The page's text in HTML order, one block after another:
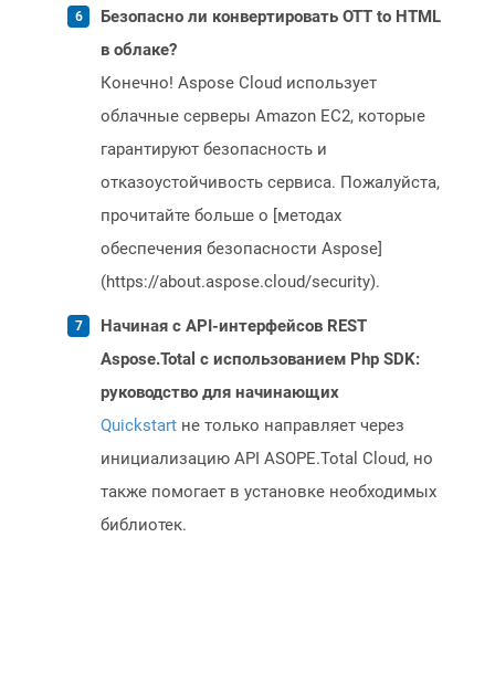
Безопасно ли конвертировать OTT to HTML
в облаке?
Конечно! Aspose Cloud использует
облачные серверы Amazon EC2, которые
гарантируют безопасность и
отказоустойчивость сервиса. Пожалуйста,
прочитайте больше о [методах
обеспечения безопасности Aspose]
(https://about.aspose.cloud/security).
Начиная с API-интерфейсов REST
Aspose.Total с использованием Php SDK:
руководство для начинающих
Quickstart не только направляет через
инициализацию API ASOPE.Total Cloud, но
также помогает в установке необходимых
библиотек.